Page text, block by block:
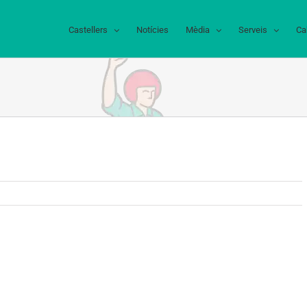
Castellers Notícies Mèdia Serveis